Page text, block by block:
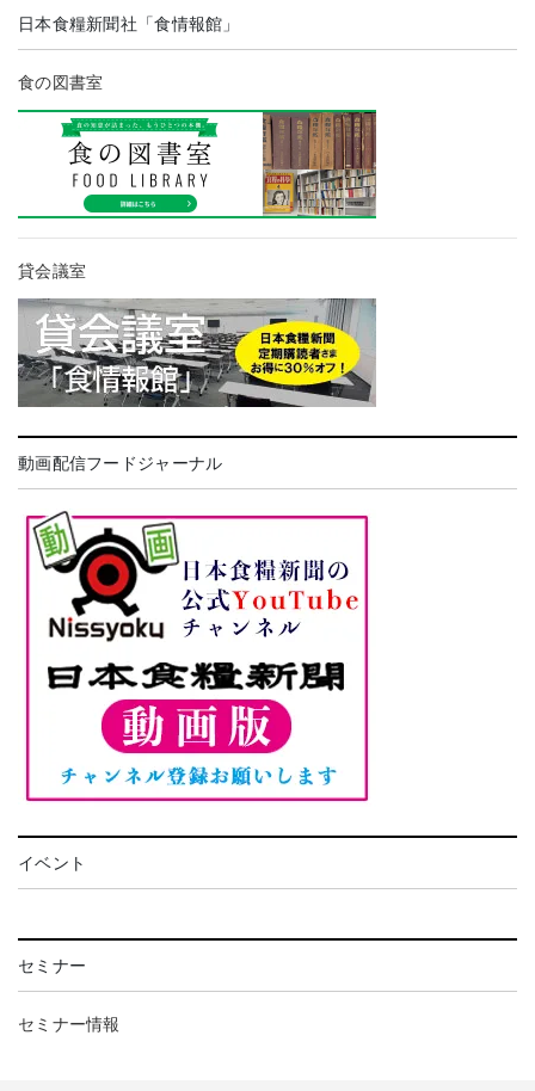
日本食糧新聞社「食情報館」
食の図書室
貸会議室
動画配信フードジャーナル
イベント
セミナー
セミナー情報